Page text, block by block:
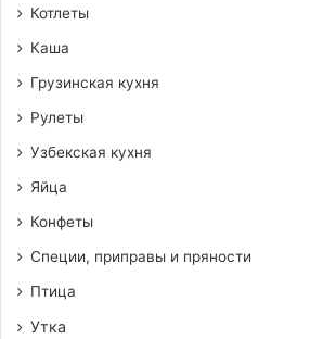
Котлеты
Каша
Грузинская кухня
Рулеты
Узбекская кухня
Яйца
Конфеты
Специи, приправы и пряности
Птица
Утка